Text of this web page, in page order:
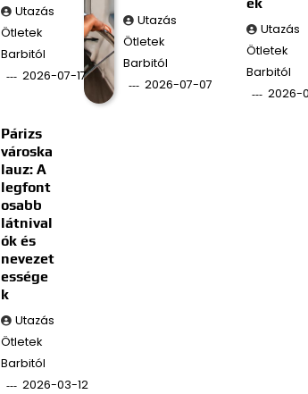
Utazás
Ötletek
Barbitól
2026-07-17
Utazás
Ötletek
Barbitól
2026-07-07
Utazás
Ötletek
Barbitól
2026-
Párizs
városka
lauz: A
legfont
osabb
látnival
ók és
nevezet
essége
k
Utazás
Ötletek
Barbitól
2026-03-12